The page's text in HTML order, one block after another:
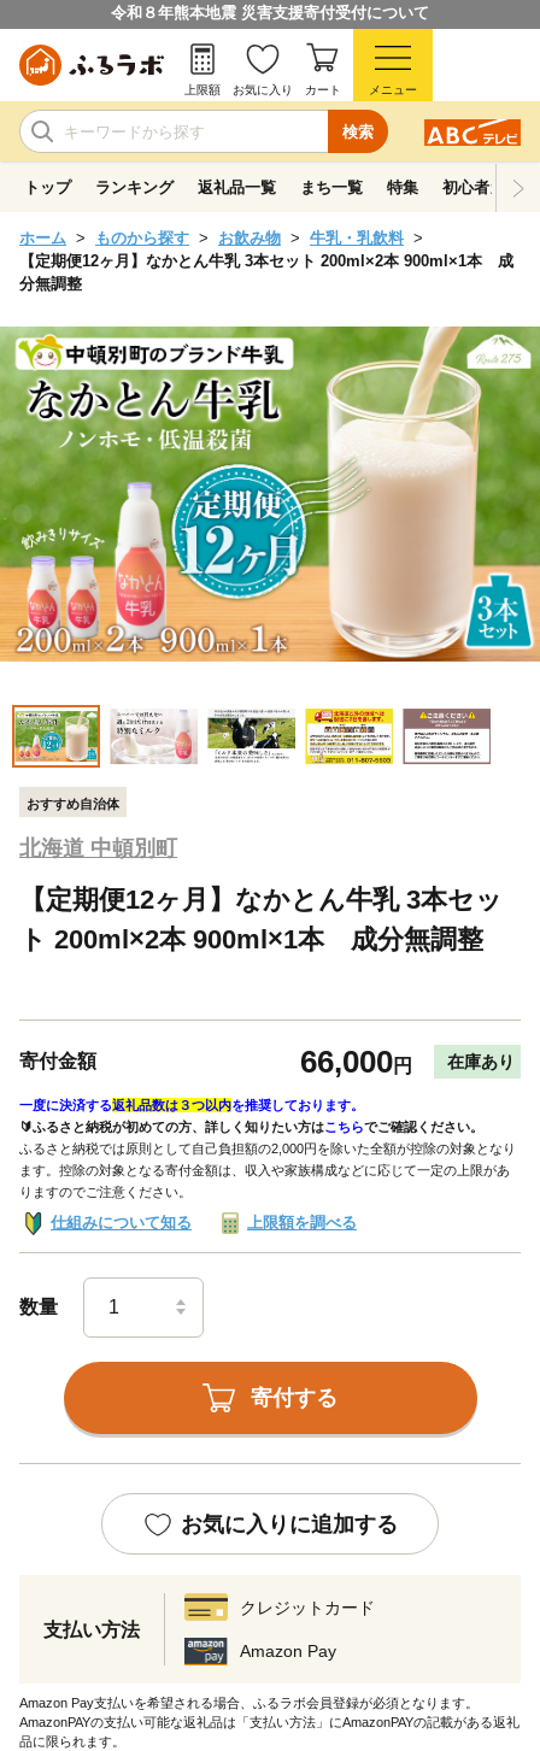
令和８年熊本地震 災害支援寄付受付について
検索
上限額 お気に入り カート メニュー
トップ ランキング 返礼品一覧 まち一覧 特集 初心者ガイド
ホーム ものから探す お飲み物
牛乳・乳飲料
【定期便12ヶ月】なかとん牛乳 3本セット 200ml×2本 900ml×1本 成
分無調整
おすすめ自治体
北海道 中頓別町
【定期便12ヶ月】なかとん牛乳 3本セッ
ト 200ml×2本 900ml×1本 成分無調整
寄付金額 66,000円 在庫あり
一度に決済する返礼品数は３つ以内を推奨しております。
🔰ふるさと納税が初めての方、詳しく知りたい方はこちらでご確認ください。
ふるさと納税では原則として自己負担額の2,000円を除いた全額が控除の対象となり
ます。控除の対象となる寄付金額は、収入や家族構成などに応じて一定の上限があ
りますのでご注意ください。
仕組みについて知る 上限額を調べる
数量
寄付する
お気に入りに追加する
支払い方法
クレジットカード
Amazon Pay
Amazon Pay支払いを希望される場合、ふるラボ会員登録が必須となります。
AmazonPAYの支払い可能な返礼品は「支払い方法」にAmazonPAYの記載がある返礼
品に限られます。